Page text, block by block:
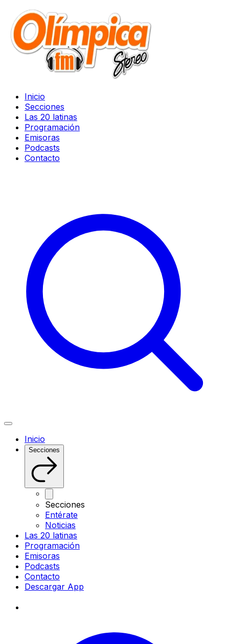
Inicio
Secciones
Las 20 latinas
Programación
Emisoras
Podcasts
Contacto
Inicio
Secciones
Secciones
Entérate
Noticias
Las 20 latinas
Programación
Emisoras
Podcasts
Contacto
Descargar App